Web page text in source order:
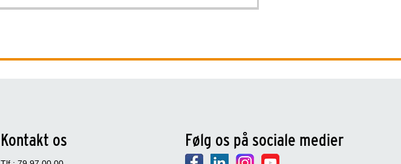
Kontakt os Følg os på sociale medier